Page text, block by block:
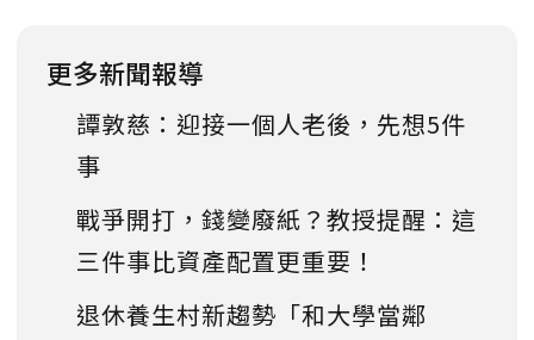
更多新聞報導
譚敦慈：迎接一個人老後，先想5件
事
戰爭開打，錢變廢紙？教授提醒：這
三件事比資產配置更重要！
退休養生村新趨勢「和大學當鄰